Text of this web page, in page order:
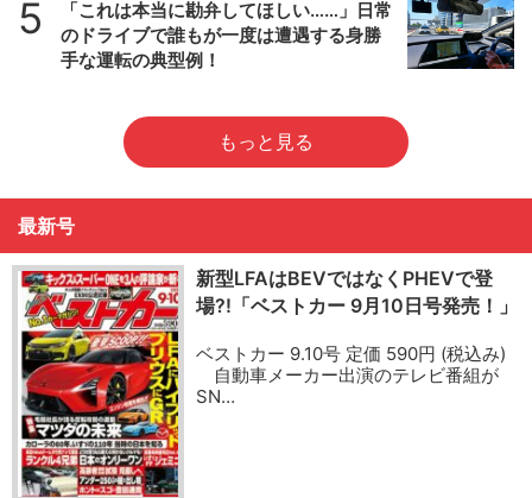
5
「これは本当に勘弁してほしい……」日常
のドライブで誰もが一度は遭遇する身勝
手な運転の典型例！
もっと見る
最新号
新型LFAはBEVではなくPHEVで登
場?!「ベストカー 9月10日号発売！」
ベストカー 9.10号 定価 590円 (税込み)
自動車メーカー出演のテレビ番組が
SN…